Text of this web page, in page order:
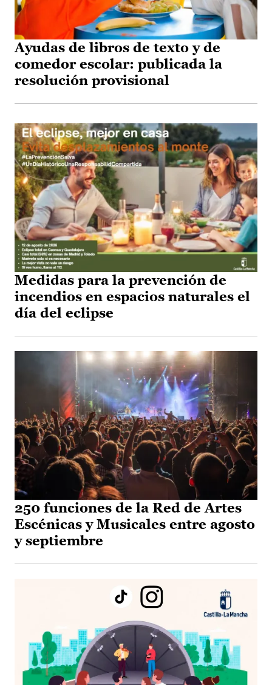
Ayudas de libros de texto y de
comedor escolar: publicada la
resolución provisional
Medidas para la prevención de
incendios en espacios naturales el
día del eclipse
250 funciones de la Red de Artes
Escénicas y Musicales entre agosto
y septiembre